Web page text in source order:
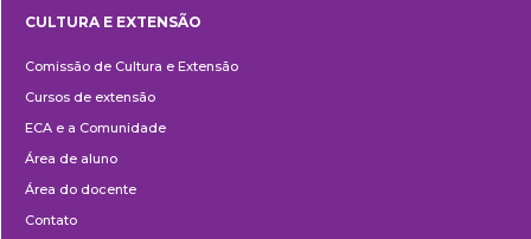
e
Extensão
CULTURA E EXTENSÃO
Comissão de Cultura e Extensão
Cursos de extensão
ECA e a Comunidade
Área de aluno
Área do docente
Contato